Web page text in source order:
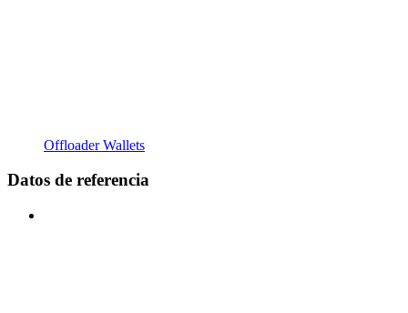
Offloader Wallets
Datos de referencia